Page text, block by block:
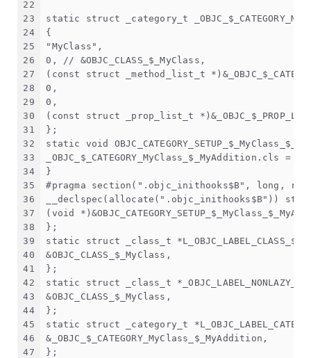
22
23
24
25
26
27
28
29
30
31
32
33
34
35
36
37
38
39
40
41
42
43
44
45
46
47
static struct _category_t
{
"MyClass",
0, // &OBJC_CLASS_$_MyClass,
(const struct _method_list_t
0,
0,
(const struct _prop_list_t
};
static void
_OBJC_$_CATEGORY_MyClass_$_MyAddition.cls =
}
#pragma section(".objc_inithooks$B", long,
__declspec(allocate(".objc_inithooks$B")) static
(void
};
static struct _class_t
&OBJC_CLASS_$_MyClass,
};
static struct _class_t
&OBJC_CLASS_$_MyClass,
};
static struct _category_t
&_OBJC_$_CATEGORY_MyClass_$_MyAddition,
};